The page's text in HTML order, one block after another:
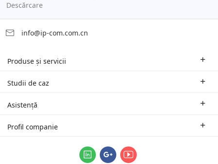
Descărcare
info@ip-com.com.cn
Produse și servicii
Rutere pentru mediul de afaceri
Echipamente Wi-Fi pentru distanțe mari
Sistemele logice de gestionare unificată ProFi
Studii de caz
Soluții oferite în funcție de domeniul de activitate
Asistență
Sucursale și suport tehnic regional
Profil companie